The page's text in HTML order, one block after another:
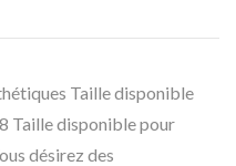
Taille disponible
Taille disponible pour
désirez des